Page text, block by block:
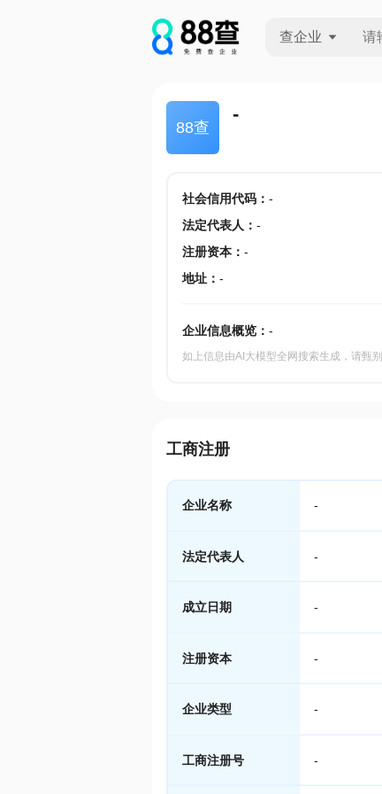
查企业
88查
-
社会信用代码： -
法定代表人 ： -
注册资本： -
地址： -
企业信息概览： -
如上信息由AI大模型全网搜索生成，请甄
工商注册
企业名称 -
法定代表人 -
成立日期 -
注册资本 -
企业类型 -
工商注册号 -